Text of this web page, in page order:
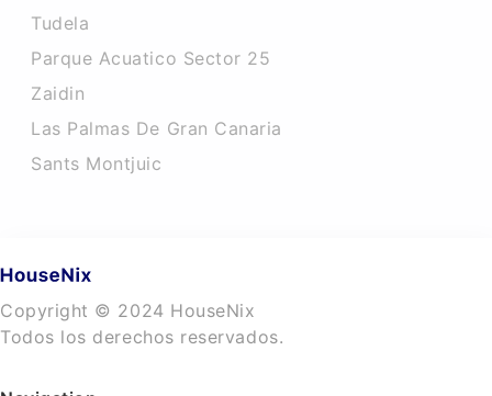
Tudela
Parque Acuatico Sector 25
Zaidin
Las Palmas De Gran Canaria
Sants Montjuic
Copyright © 2024 HouseNix
Todos los derechos reservados.